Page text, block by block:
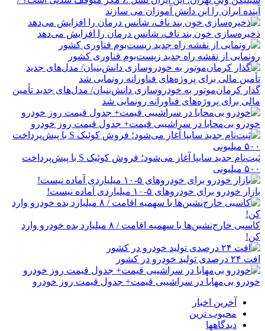
آینده ایران را این دانش آموزان می سازند
ذخیره‌سازی خون بند ناف، شانس درمان را افزایش می‌دهد
رونمایی از نقشه راه جدید زیست‌بوم فناوری کشور
گذار کرمان‌موتور به خودروسازی دانش‌بنیان/ مدل‌های جدید تأمین
مالی برای پروژه‌های فناورانه رونمایی شد
خودرو بی‌محابا در سراشیبی قیمت+ جدول قیمت روز خودرو
ثبت‌نام جدید سایپا آغاز می‌شود؛ فروش کوئیک S با پیش‌پرداخت
۵۰۰ میلیونی
بازار خودرو برای خودروهای ۵-۱۰ میلیاردی آماده نیست!
کاسبی خارج‌نشین‌ها با سهمیه اقامت / ۸ میلیارد بده خودرو وارد
کن!
افت ۲۴ درصدی تولید خودرو در کشور
خودرو بی‌مهابا در سراشیبی قیمت+ جدول قیمت روز خودرو
آخرین اخبار
محبوب ترین
دیدگاهها